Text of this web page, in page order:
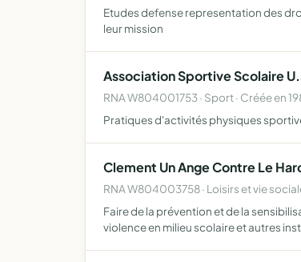
Etudes defense representation des
leur mission
Association Sportive Scolaire
RNA W804001753 · Sport · Créée en
Pratiques d'activités physiques
Clement Un Ange Contre Le
RNA W804003758 · Loisirs et vie
Faire de la prévention et de la
violence en milieu scolaire et autres